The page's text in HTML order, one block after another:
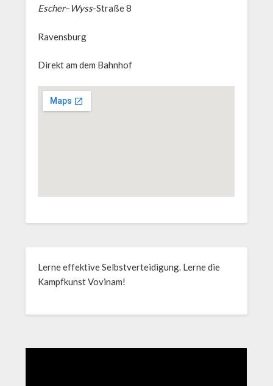
Escher–Wyss-Straße 8
Ravensburg
Direkt am dem Bahnhof
Lerne effektive Selbstverteidigung. Lerne die
Kampfkunst Vovinam!